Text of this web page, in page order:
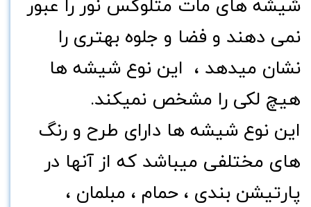
نمی دهند و فضا و جلوه بهتری را
نشان میدهد ، این نوع شیشه ها
هیچ لکی را مشخص نمیکند.
این نوع شیشه ها دارای طرح و رنگ
های مختلفی میباشد که از آنها در
پارتیشن بندی ، حمام ، مبلمان ،